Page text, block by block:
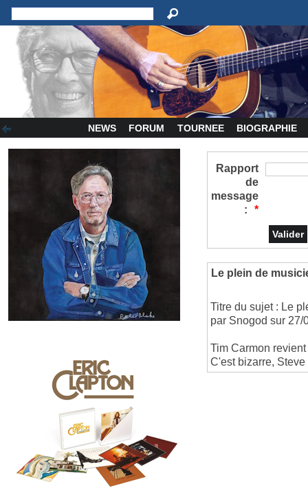
NEWS FORUM TOURNEE BIOGRAPHIE
Rapport
de
message
:
*
Le plein de
Titre du sujet : Le
par Snogod sur 27/
Tim Carmon
C'est bizarre,